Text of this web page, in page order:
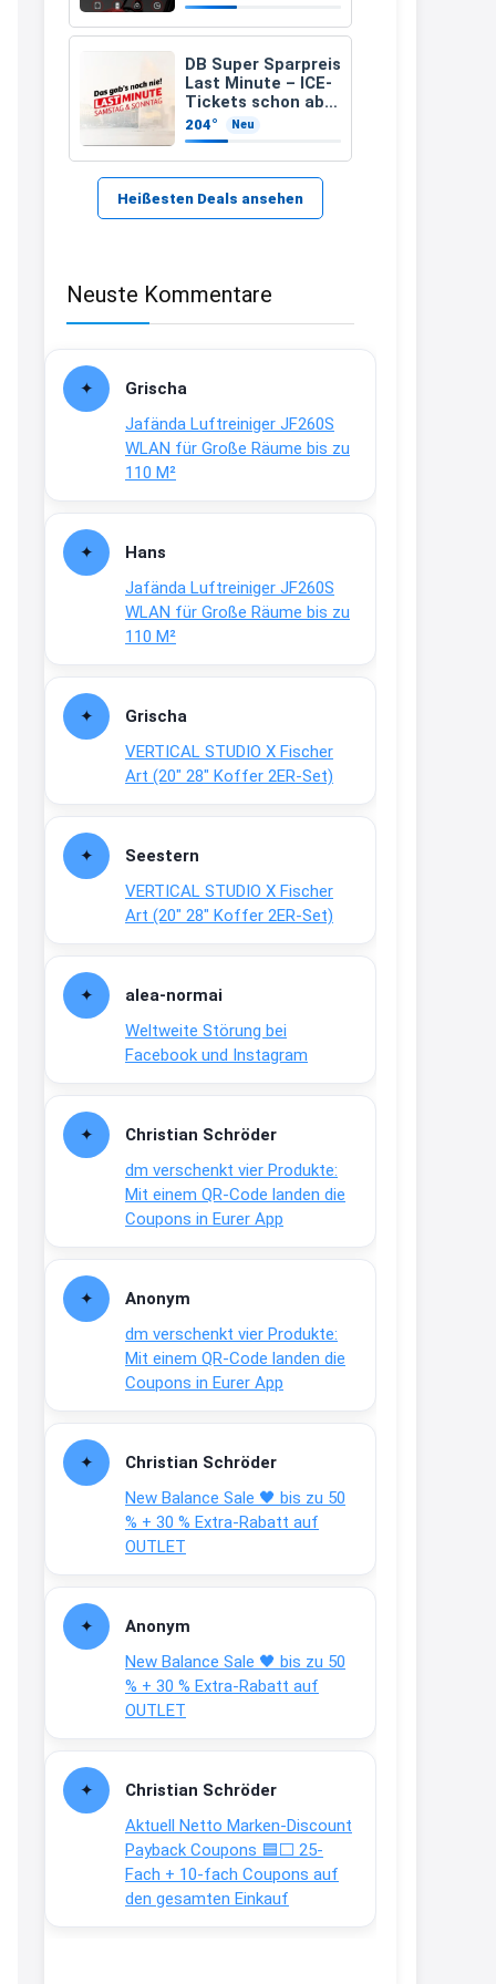
zugelassenen)
DB Super Sparpreis
Last Minute – ICE-
Tickets schon ab
6,99 Euro statt ab
17,99 Euro
204° Neu
Heißesten Deals ansehen
Neuste Kommentare
Grischa
Jafända Luftreiniger JF260S
WLAN für Große Räume bis zu
110 M²
Hans
Jafända Luftreiniger JF260S
WLAN für Große Räume bis zu
110 M²
Grischa
VERTICAL STUDIO X Fischer
Art (20″ 28″ Koffer 2ER-Set)
Seestern
VERTICAL STUDIO X Fischer
Art (20″ 28″ Koffer 2ER-Set)
alea-normai
Weltweite Störung bei
Facebook und Instagram
Christian Schröder
dm verschenkt vier Produkte:
Mit einem QR-Code landen die
Coupons in Eurer App
Anonym
dm verschenkt vier Produkte:
Mit einem QR-Code landen die
Coupons in Eurer App
Christian Schröder
New Balance Sale 🖤 bis zu 50
% + 30 % Extra-Rabatt auf
OUTLET
Anonym
New Balance Sale 🖤 bis zu 50
% + 30 % Extra-Rabatt auf
OUTLET
Christian Schröder
Aktuell Netto Marken-Discount
Payback Coupons 🟦⬜ 25-
Fach + 10-fach Coupons auf
den gesamten Einkauf
21:37
Kerstin
Bei EDEKA
↩
29.07www.haribo.com/de-
↩
Joachim
Ab diesem Jahr gibt es keine
Fielmann-Blinkis mehr / wurde
www.fielmann-
group.com/blinkis...
13:44
dich zu sehen, alles gut?
15:01
An 01.08. / Sensodyne Rabatt 3€
/ max. 15.000www.erlebe-
↩
www.meineapotheke.de/
2:19
↩
Joachim
www.linda.de/vorteile/coupons/...
2:21
↩
Gratis Hitzewarn-Aufkleber /
verfärbt sich ab 28 Grad /siehe
Text weiter unten
shop.bioeg.de/aufkleber-
achtun...
↩
Joachim
Gratis personalisierte 7-Tage
Ration Micronährstoffe/ Vitamine
↩
Joachim